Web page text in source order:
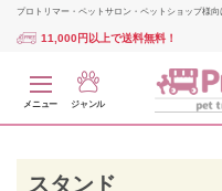
プロトリマー・ペットサロン・ペットショップ様向
11,000円以上で送料無料！
メニュー ジャンル
スタンド